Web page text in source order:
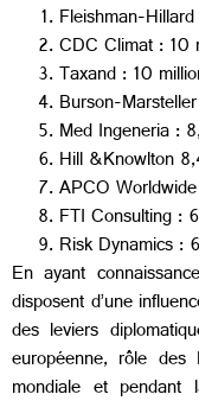
Fleishman-
CDC Climat : 10
Taxand : 10
Burson-
Med Ingeneria :
Hill &Knowlton
APCO
FTI Consulting :
Risk Dynamics :
En ayant
disposent d’une
des leviers
européenne, rôle
mondiale et pendant